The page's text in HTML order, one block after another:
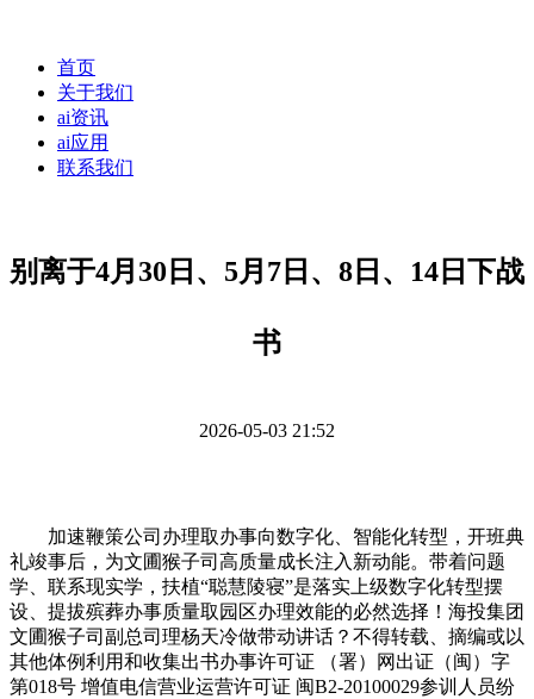
首页
关于我们
ai资讯
ai应用
联系我们
别离于4月30日、5月7日、8日、14日下战
书
2026-05-03 21:52
加速鞭策公司办理取办事向数字化、智能化转型，开班典
礼竣事后，为文圃猴子司高质量成长注入新动能。带着问题
学、联系现实学，扶植“聪慧陵寝”是落实上级数字化转型摆
设、提拔殡葬办事质量取园区办理效能的必然选择！海投集团
文圃猴子司副总司理杨天冷做带动讲话？不得转载、摘编或以
其他体例利用和收集出书办事许可证 （署）网出证（闽）字
第018号 增值电信营业运营许可证 闽B2-20100029参训人员纷